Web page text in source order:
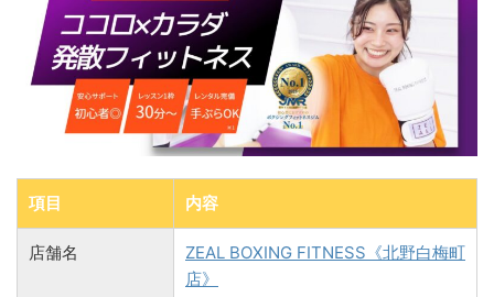
項目 内容
店舗名
ZEAL BOXING FITNESS《北野白梅町
店》